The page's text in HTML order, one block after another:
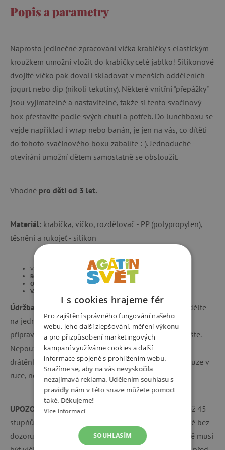
Popis a parametry
Naprosto jedinečné zpracování víčka krabičky s elastickým
kroužkem umožní vložit do krabičky celé jablko! Silikonové
dvojité víčko pak dovolí skladovat v menších odděleních
jogurt nebo dip (nikoli tekutiny). Některé vnitřní "přepážky"
jsou vyjímatelné a nastavitelné, takže si tento svačinový
box přestavíte podle svých chutí a potřeb. Do lunchboxu se
vejde například i wrap nebo banán, je jen na vás, co dítěti
do tohoto svačinového boxu zabalíte :-). Jednoduché
otevírání umožní dětem samostatně se obsloužit.
Vhodné pro děti od 3 let.
Materiál: krabička, víčko, rozdělovač - PP (polypropylen),
těsnění a rukojeť - silikon
Vyrobeno bez BPS, PVC, BPA a ftalátů
Rozměry:
185mm x 170mm x 67mm
Objem:
Váha:
Údržba:
Produkty před prvním i každým použitím rozdělte
na jednotlivé komponenty a umyjte ve vodě jemným
přípravkem na mytí nádobí. Pečlivě opláchněte a osušte.
Nepoužívejte abrazivní mycí prostředky, houbičky či
drátěnky, které mohou produkt poškrábat. Lze mýt pouze v
ruce, nepatří do myčky.
UPOZORNĚNÍ :Nepoužívejte pro potraviny teplejší než 45
stupňů. Není určeno pro tekutiny. Neponechávejte dítě bez
dozoru dospělé osoby. Při ohřevu v mikrovlnné troubě musí
I s cookies hrajeme fér
Pro zajištění správného fungování našeho
webu, jeho další zlepšování, měření výkonu
a pro přizpůsobení marketingových
kampaní využíváme cookies a další
informace spojené s prohlížením webu.
Snažíme se, aby na vás nevyskočila
nezajímavá reklama. Udělením souhlasu s
pravidly nám v této snaze můžete pomoct
také. Děkujeme!
Více informací
SOUHLASÍM